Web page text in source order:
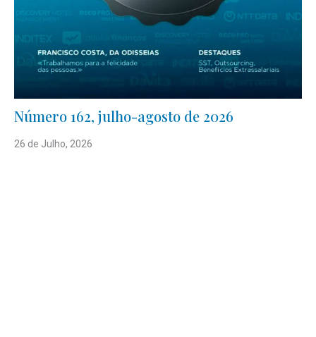
Número 162, julho-agosto de 2026
26 de Julho, 2026